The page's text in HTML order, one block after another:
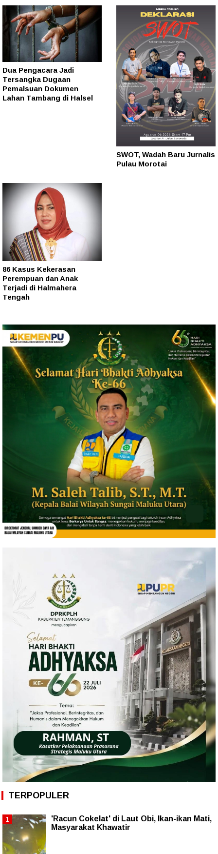
Dua Pengacara Jadi
Tersangka Dugaan
Pemalsuan Dokumen
Lahan Tambang di Halsel
SWOT, Wadah Baru Jurnalis
Pulau Morotai
86 Kasus Kekerasan
Perempuan dan Anak
Terjadi di Halmahera
Tengah
TERPOPULER
'Racun Cokelat' di Laut Obi, Ikan-ikan Mati,
Masyarakat Khawatir